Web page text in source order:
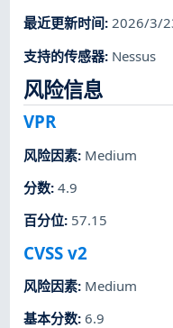
最近更新时间:2026/3/
支持的传感器: Nessus
风险信息
VPR
风险因素: Medium
分数:4.9
百分位: 57.15
CVSS v2
风险因素: Medium
基本分数:6.9